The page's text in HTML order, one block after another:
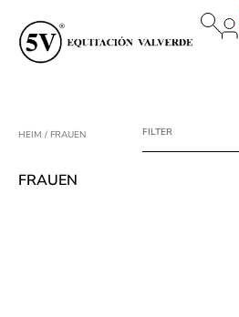
Inhalt
springen
HEIM / FRAUEN
FRAUEN
FILTER